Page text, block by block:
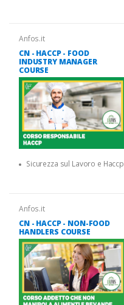
Anfos.it
CN - HACCP - FOOD
INDUSTRY MANAGER
COURSE
Sicurezza sul Lavoro e Haccp
Anfos.it
CN - HACCP - NON-FOOD
HANDLERS COURSE